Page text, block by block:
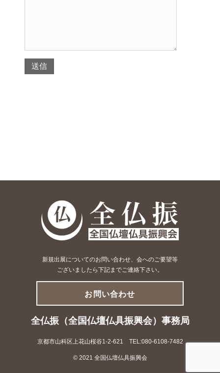
新規出展についてのお問い合わせ、会へのご要望等
ございましたら下記までご連絡下さい。
お問い合わせ
全仏振（全国仏壇仏具振興会）事務局
京都市山科区上花山桜谷1-2-621 TEL:080-6108-7482
© 2021 全国仏壇仏具振興会